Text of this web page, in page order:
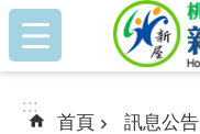
跳到主要內容區塊
:::
:::
首頁 訊息公告